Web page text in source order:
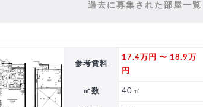
過去に募集された部屋一覧
参考賃料
17.4万円 〜 18.9万
円
㎡数 40㎡